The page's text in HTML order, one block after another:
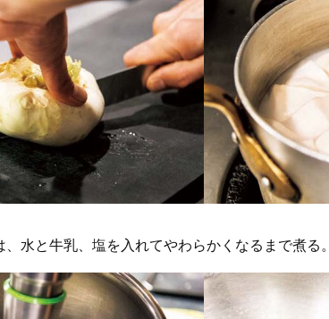
水と牛乳、塩を入れてやわらかくなるまで煮る。